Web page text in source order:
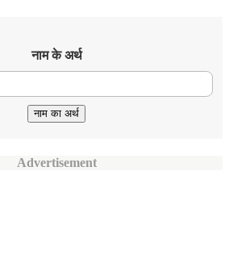
नाम के अर्थ
Advertisement